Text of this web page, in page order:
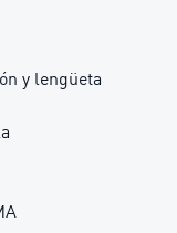
y lengüeta